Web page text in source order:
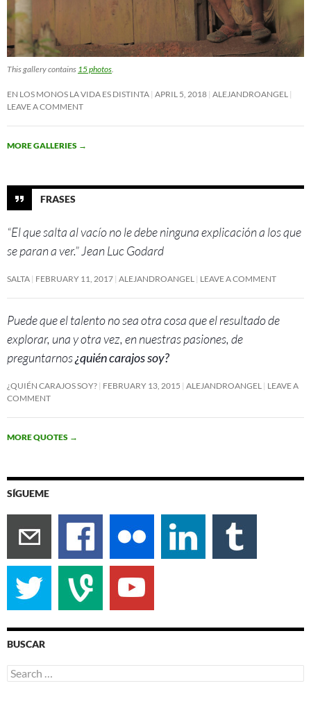
This gallery contains 15 photos
EN LOS MONOS LA VIDA ES DISTINTA APRIL 5, 2018 ALEJANDROANGEL
LEAVE A COMMENT
MORE GALLERIES →
FRASES
“El que salta al vacío no le debe ninguna explicación a los que
se paran a ver.” Jean Luc Godard
SALTA FEBRUARY 11, 2017 ALEJANDROANGEL LEAVE A COMMENT
Puede que el talento no sea otra cosa que el resultado de
explorar, una y otra vez, en nuestras pasiones, de
preguntarnos¿quién carajos soy?
¿QUIÉN CARAJOS SOY? FEBRUARY 13, 2015 ALEJANDROANGEL
LEAVE A
COMMENT
MORE QUOTES →
SÍGUEME
BUSCAR
Search
for: